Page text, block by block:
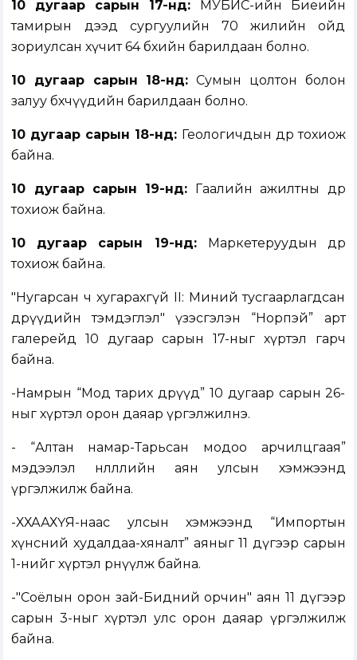
10 дугаар сарын 17-нд: МУБИС-ийн Биеийн
тамирын дээд сургуулийн 70 жилийн ойд
зориулсан хүчит 64 бөхийн барилдаан болно.
10 дугаар сарын 18-нд: Сумын цолтон болон
залуу бөхчүүдийн барилдаан болно.
10 дугаар сарын 18-нд: Геологичдын өдөр тохиож
байна.
10 дугаар сарын 19-нд:
Гаалийн ажилтны өдөр
тохиож байна.
10 дугаар сарын 19-нд:
Маркетеруудын өдөр
тохиож байна.
"Нугарсан ч хугарахгүй II: Миний тусгаарлагдсан
өдрүүдийн тэмдэглэл" үзэсгэлэн “Норпэй” арт
галерейд 10 дугаар сарын 17-ныг хүртэл гарч
байна.
-Намрын “Мод тарих өдрүүд” 10 дугаар сарын 26-
ныг хүртэл орон даяар үргэлжилнэ.
- “Алтан намар-Тарьсан модоо арчилцгаая”
мэдээлэл нөлөөллийн аян улсын хэмжээнд
үргэлжилж байна.
-ХХААХҮЯ-наас улсын хэмжээнд “Импортын
хүнсний худалдаа-хяналт” аяныг 11 дүгээр сарын
1-нийг хүртэл өрнүүлж байна.
-"Соёлын орон зай-Бидний орчин" аян 11 дүгээр
сарын 3-ныг хүртэл улс орон даяар үргэлжилж
байна.